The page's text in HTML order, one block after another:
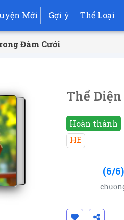
Mới Gợi ý Thể Loại
Đám Cưới
Thể
Hoàn thành
HE
(6/6)